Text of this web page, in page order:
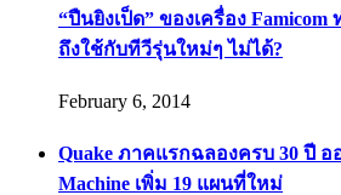
“ปืนยิงเป็ด” ของเครื่อง Famicom
ถึงใช้กับทีวีรุ่นใหม่ๆ ไม่ได้?
February 6, 2014
Quake ภาคแรกฉลองครบ 30 ปี อ
Machine เพิ่ม 19 แผนที่ใหม่